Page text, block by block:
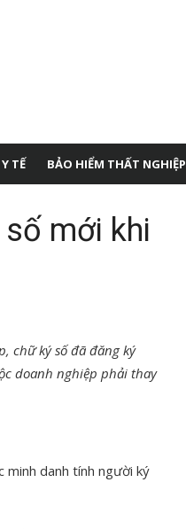
TẾ BẢO HIỂM THẤT NGHIỆP
mới khi
chữ ký số đã đăng ký
doanh nghiệp phải thay
minh danh tính người ký